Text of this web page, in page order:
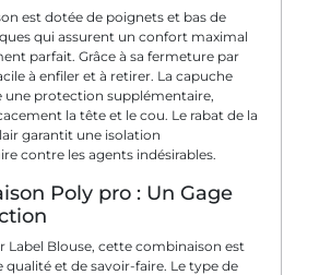
est dotée de poignets et bas de
qui assurent un confort maximal
parfait. Grâce à sa fermeture par
à enfiler et à retirer. La capuche
une protection supplémentaire,
la tête et le cou. Le rabat de la
garantit une isolation
contre les agents indésirables.
Poly pro : Un Gage
Label Blouse, cette combinaison est
qualité et de savoir-faire. Le type de